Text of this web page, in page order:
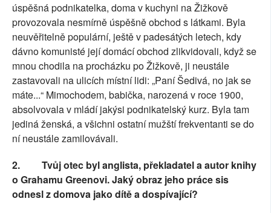
úspěšná podnikatelka, doma v kuchyni na Žižkově
provozovala nesmírně úspěšně obchod s látkami. Byla
neuvěřitelně populární, ještě v padesátých letech, kdy
dávno komunisté její domácí obchod zlikvidovali, když se
mnou chodila na procházku po Žižkově, ji neustále
zastavovali na ulicích místní lidi: „Paní Šedivá, no jak se
máte...“ Mimochodem, babička, narozená v roce 1900,
absolvovala v mládí jakýsi podnikatelský kurz. Byla tam
jediná ženská, a všichni ostatní mužští frekventanti se do
ní neustále zamilovávali.
2.
Tvůj otec byl anglista, překladatel a autor knihy
o Grahamu Greenovi. Jaký obraz jeho práce sis
odnesl z domova jako dítě a dospívající?